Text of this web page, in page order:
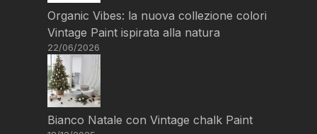
Organic Vibes: la nuova collezione colori
Vintage Paint ispirata alla natura
22/06/2026
Bianco Natale con Vintage chalk Paint